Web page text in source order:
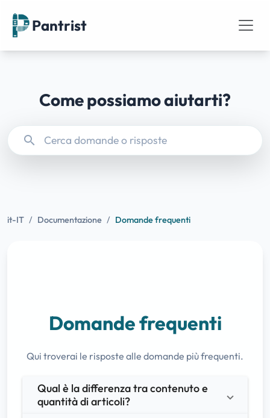
Pantrist
Come possiamo aiutarti?
search
it-IT / Documentazione / Domande frequenti
Domande frequenti
Qui troverai le risposte alle domande più frequenti.
Qual è la differenza tra contenuto e
quantità di articoli?